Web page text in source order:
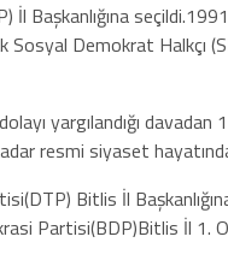
İl Başkanlığına
Sosyal Demokrat Halkçı
yargılandığı davadan
resmi siyaset
Bitlis İl
Partisi(BDP)Bitlis İl 1.